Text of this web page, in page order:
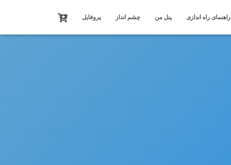
راهنمای راه اندازی پنل من چشم انداز پروفایل